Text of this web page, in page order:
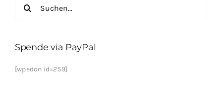
nach:
Spende via PayPal
[wpedon id=259]